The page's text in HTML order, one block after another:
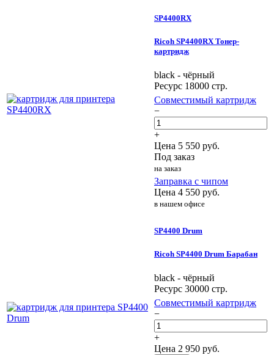
SP4400RX
Ricoh SP4400RX Тонер-
картридж
black - чёрный
Ресурс 18000 стр.
Совместимый картридж
−
+
Цена 5 550 руб.
Под заказ
на заказ
Заправка с чипом
Цена 4 550 руб.
в нашем офисе
SP4400 Drum
Ricoh SP4400 Drum Барабан
black - чёрный
Ресурс 30000 стр.
Совместимый картридж
−
+
Цена 2 950 руб.